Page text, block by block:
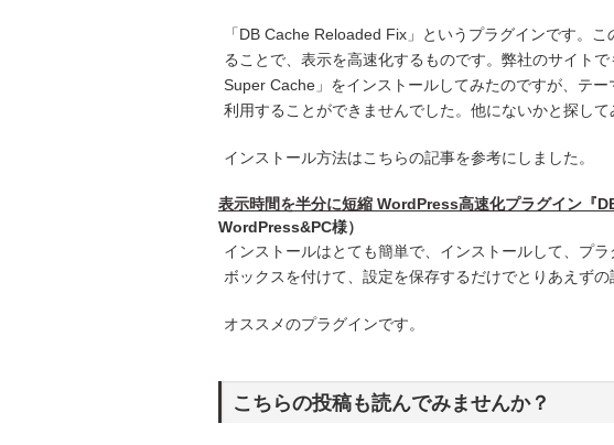
「DB Cache Reloaded Fix」というプラグインです。
ることで、表示を高速化するものです。弊社のサイト
Super Cache」をインストールしてみたのですが、テ
利用することができませんでした。他にないかと探し
インストール方法はこちらの記事を参考にしました。
表示時間を半分に短縮 WordPress高速化プラグイン『
WordPress&PC様）
インストールはとても簡単で、インストールして、プ
ボックスを付けて、設定を保存するだけでとりあえずの
オススメのプラグインです。
こちらの投稿も読んでみませんか？